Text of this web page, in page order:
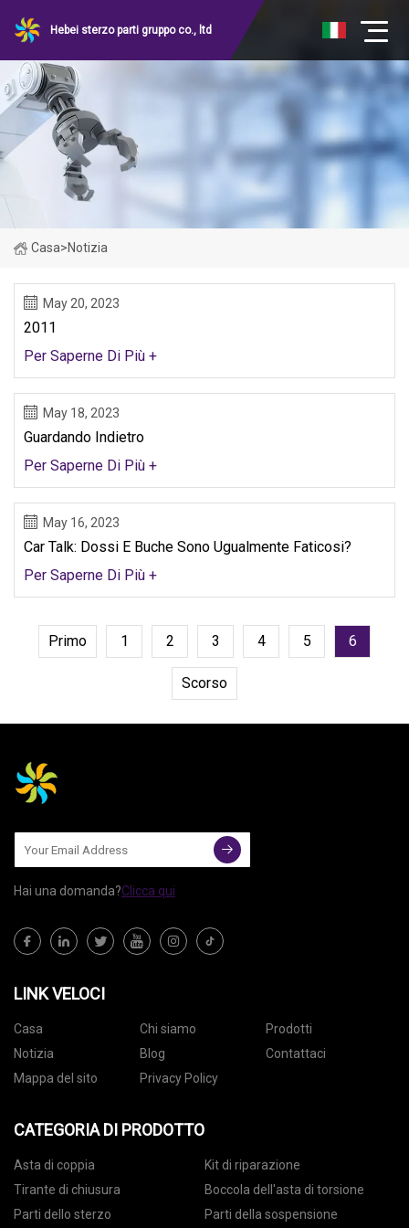
Hebei sterzo parti gruppo co., ltd
Casa>Notizia
May 20, 2023
2011
Per Saperne Di Più +
May 18, 2023
Guardando Indietro
Per Saperne Di Più +
May 16, 2023
Car Talk: Dossi E Buche Sono Ugualmente Faticosi?
Per Saperne Di Più +
Primo 1 2 3 4 5 6
Scorso
Hai una domanda?Clicca qui
LINK VELOCI
Casa Chi siamo
Prodotti
Notizia
Blog
Contattaci
Mappa del sito
Privacy Policy
CATEGORIA DI PRODOTTO
Asta di coppia
Kit di riparazione
Tirante di chiusura
Boccola dell'asta di torsione
Parti dello sterzo
Parti della sospensione